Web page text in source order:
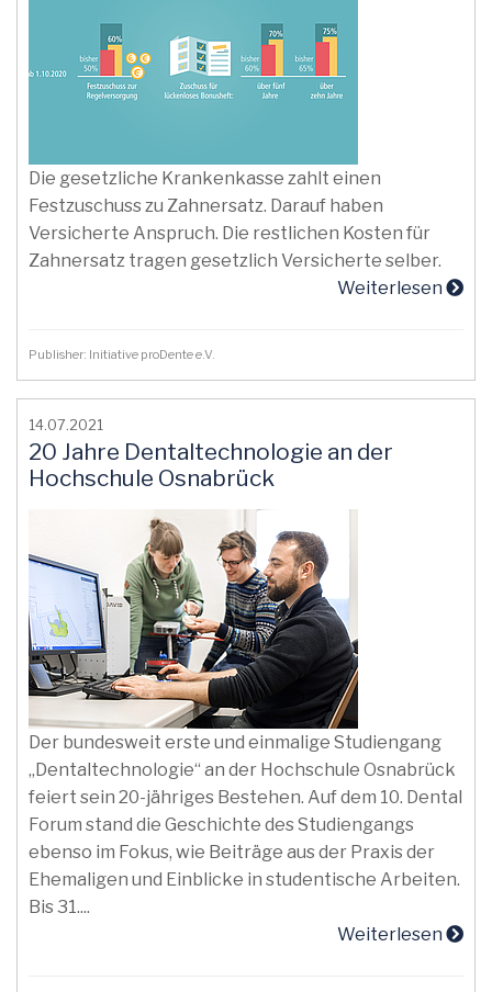
Die gesetzliche Krankenkasse zahlt einen
Festzuschuss zu Zahnersatz. Darauf haben
Versicherte Anspruch. Die restlichen Kosten für
Zahnersatz tragen gesetzlich Versicherte selber.
Weiterlesen
Publisher: Initiative proDente e.V.
14.07.2021
20 Jahre Dentaltechnologie an der
Hochschule Osnabrück
Der bundesweit erste und einmalige Studiengang
„Dentaltechnologie“ an der Hochschule Osnabrück
feiert sein 20-jähriges Bestehen. Auf dem 10. Dental
Forum stand die Geschichte des Studiengangs
ebenso im Fokus, wie Beiträge aus der Praxis der
Ehemaligen und Einblicke in studentische Arbeiten.
Bis 31....
Weiterlesen